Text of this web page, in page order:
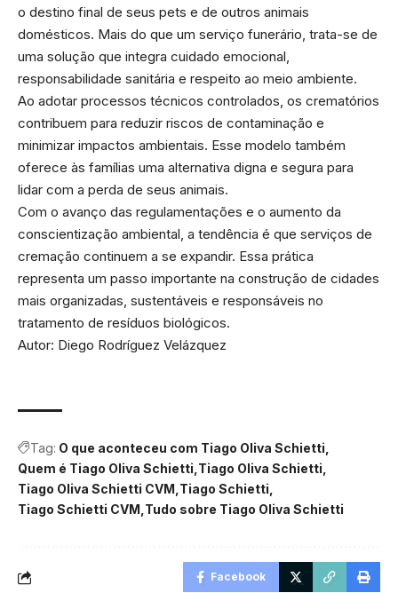
o destino final de seus pets e de outros animais
domésticos. Mais do que um serviço funerário, trata-se de
uma solução que integra cuidado emocional,
responsabilidade sanitária e respeito ao meio ambiente.
Ao adotar processos técnicos controlados, os crematórios
contribuem para reduzir riscos de contaminação e
minimizar impactos ambientais. Esse modelo também
oferece às famílias uma alternativa digna e segura para
lidar com a perda de seus animais.
Com o avanço das regulamentações e o aumento da
conscientização ambiental, a tendência é que serviços de
cremação continuem a se expandir. Essa prática
representa um passo importante na construção de cidades
mais organizadas, sustentáveis e responsáveis no
tratamento de resíduos biológicos.
Autor: Diego Rodríguez Velázquez
Tag: O que aconteceu com Tiago Oliva Schietti
Quem é Tiago Oliva Schietti Tiago Oliva Schietti
Tiago Oliva Schietti CVM Tiago Schietti
Tiago Schietti CVM Tudo sobre Tiago Oliva Schietti
Facebook